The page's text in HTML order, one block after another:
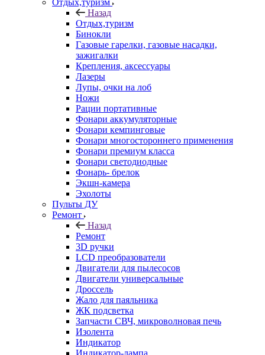
Отдых,туризм
Назад
Отдых,туризм
Бинокли
Газовые гарелки, газовые насадки,
зажигалки
Крепления, аксессуары
Лазеры
Лупы, очки на лоб
Ножи
Рации портативные
Фонари аккумуляторные
Фонари кемпинговые
Фонари многостороннего применения
Фонари премиум класса
Фонари светодиодные
Фонарь- брелок
Экшн-камера
Эхолоты
Пульты ДУ
Ремонт
Назад
Ремонт
3D ручки
LCD преобразователи
Двигатели для пылесосов
Двигатели универсальные
Дроссель
Жало для паяльника
ЖК подсветка
Запчасти СВЧ, микроволновая печь
Изолента
Индикатор
Индикатор-лампа